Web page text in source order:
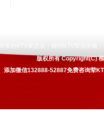
版权所有 Copyright(C)
添加微信132888-52887免费咨询荤